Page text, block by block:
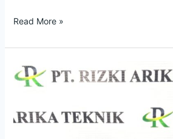
Read More »
Jual
Photoelectric
O1DLF3KG/IO-
LINK